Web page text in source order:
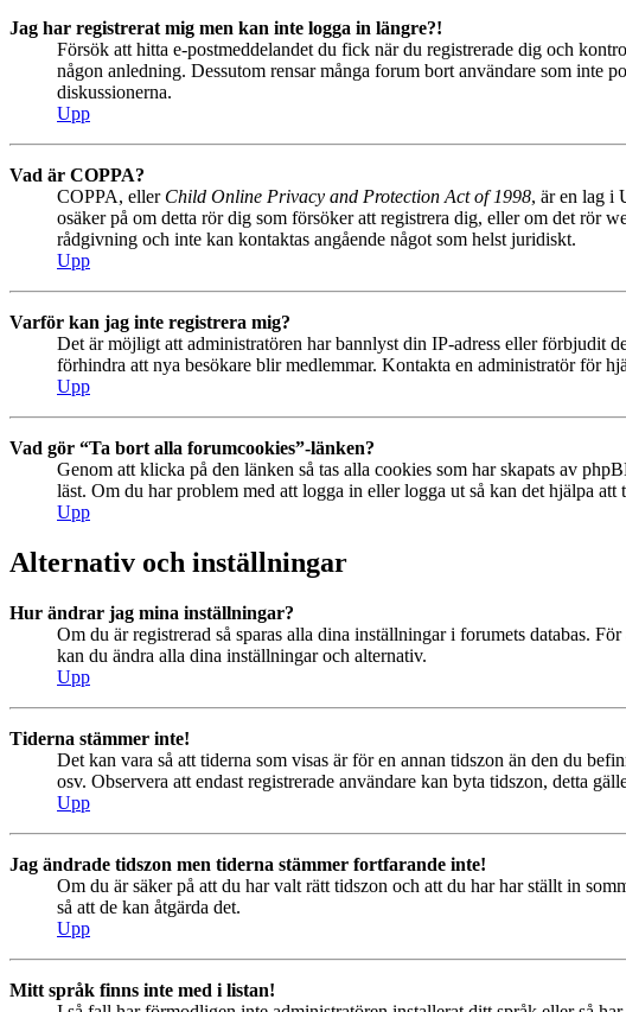
Jag har registrerat mig men kan inte logga in längre?!
Försök att hitta e-postmeddelandet du fick när du registrerade dig och
någon anledning. Dessutom rensar många forum bort användare som inte
diskussionerna.
Upp
Vad är COPPA?
COPPA, eller Child Online Privacy and Protection Act of 1998, är en lag i
osäker på om detta rör dig som försöker att registrera dig, eller om det rör
rådgivning och inte kan kontaktas angående något som helst juridiskt.
Upp
Varför kan jag inte registrera mig?
Det är möjligt att administratören har bannlyst din IP-adress eller förbjudit
förhindra att nya besökare blir medlemmar. Kontakta en administratör för
Upp
Vad gör “Ta bort alla forumcookies”-länken?
Genom att klicka på den länken så tas alla cookies som har skapats av
läst. Om du har problem med att logga in eller logga ut så kan det hjälpa att
Upp
Alternativ och inställningar
Hur ändrar jag mina inställningar?
Om du är registrerad så sparas alla dina inställningar i forumets databas.
kan du ändra alla dina inställningar och alternativ.
Upp
Tiderna stämmer inte!
Det kan vara så att tiderna som visas är för en annan tidszon än den du
osv. Observera att endast registrerade användare kan byta tidszon, detta
Upp
Jag ändrade tidszon men tiderna stämmer fortfarande inte!
Om du är säker på att du har valt rätt tidszon och att du har har ställt in
så att de kan åtgärda det.
Upp
Mitt språk finns inte med i listan!